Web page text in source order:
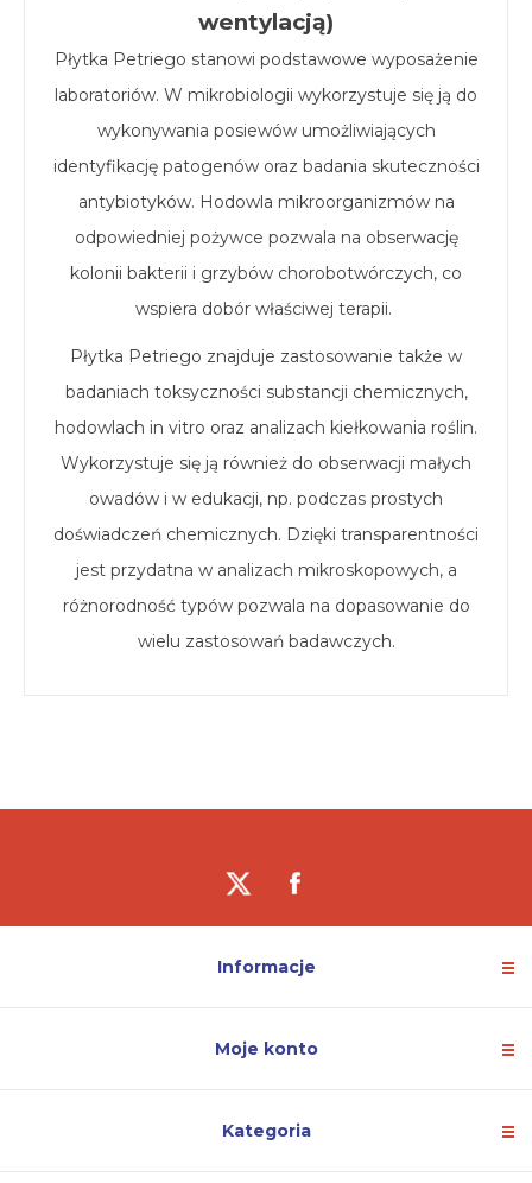
wentylacją)
Płytka Petriego stanowi podstawowe wyposażenie
laboratoriów. W mikrobiologii wykorzystuje się ją do
wykonywania posiewów umożliwiających
identyfikację patogenów oraz badania skuteczności
antybiotyków. Hodowla mikroorganizmów na
odpowiedniej pożywce pozwala na obserwację
kolonii bakterii i grzybów chorobotwórczych, co
wspiera dobór właściwej terapii.
Płytka Petriego znajduje zastosowanie także w
badaniach toksyczności substancji chemicznych,
hodowlach in vitro oraz analizach kiełkowania roślin.
Wykorzystuje się ją również do obserwacji małych
owadów i w edukacji, np. podczas prostych
doświadczeń chemicznych. Dzięki transparentności
jest przydatna w analizach mikroskopowych, a
różnorodność typów pozwala na dopasowanie do
wielu zastosowań badawczych.
Informacje
Moje konto
Kategoria